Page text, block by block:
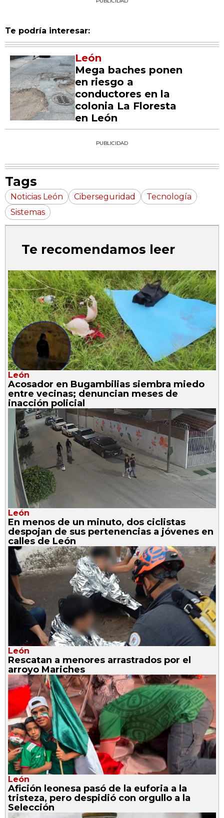
Te podría interesar:
León
Mega baches ponen
en riesgo a
conductores en la
colonia La Floresta
en León
PUBLICIDAD
Tags
Noticias León Ciberseguridad
Tecnología
Sistemas
Te recomendamos leer
León
Acosador en Bugambilias siembra miedo
entre vecinas; denuncian meses de
inacción policial
León
En menos de un minuto, dos ciclistas
despojan de sus pertenencias a jóvenes en
calles de León
León
Rescatan a menores arrastrados por el
arroyo Mariches
León
Afición leonesa pasó de la euforia a la
tristeza, pero despidió con orgullo a la
Selección